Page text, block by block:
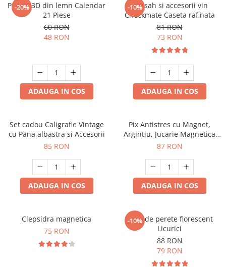
-20%
Puzzle 3D din lemn Calendar
21 Piese
60 RON
48 RON
ADAUGA IN COS
-10%
Set sah si accesorii vin
Checkmate Caseta rafinata
81 RON
73 RON
ADAUGA IN COS
Set cadou Caligrafie Vintage
cu Pana albastra si Accesorii
85 RON
ADAUGA IN COS
Pix Antistres cu Magnet,
Argintiu, Jucarie Magnetica
pentru Birou
87 RON
ADAUGA IN COS
Clepsidra magnetica
75 RON
-10%
Ceas de perete florescent
Licurici
88 RON
79 RON